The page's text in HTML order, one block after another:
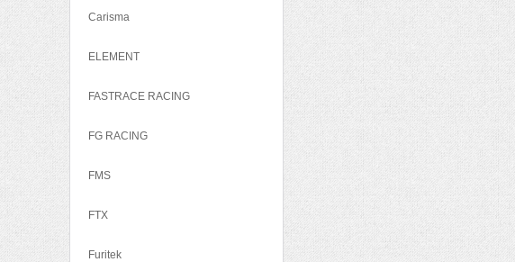
Carisma
ELEMENT
FASTRACE RACING
FG RACING
FMS
FTX
Furitek